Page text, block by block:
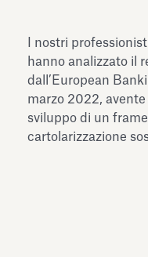
I nostri
hanno analizzato il
dall’European
marzo 2022,
sviluppo di un
cartolarizzazione